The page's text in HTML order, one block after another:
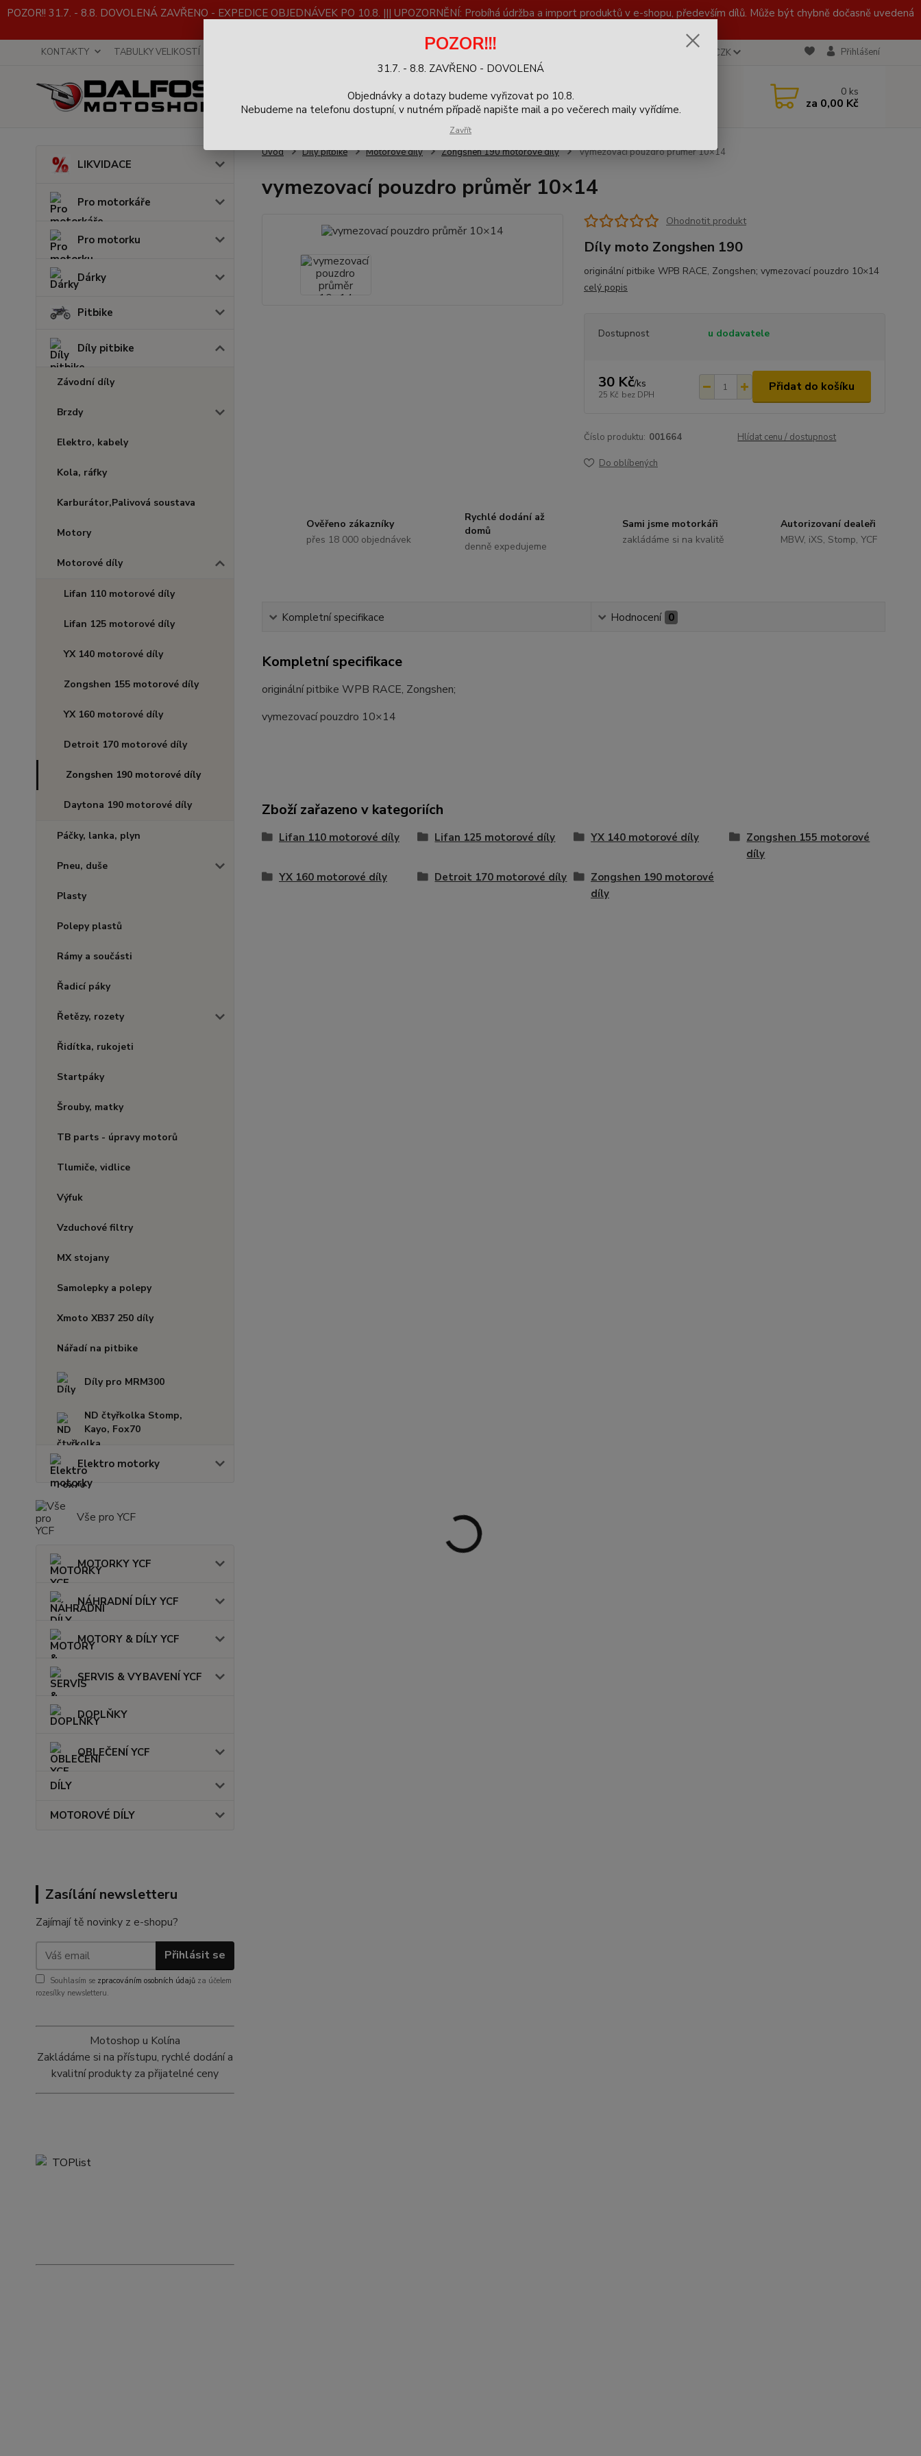
POZOR!! 31.7. - 8.8. DOVOLENÁ ZAVŘENO - EXPEDICE OBJEDNÁVEK PO 10.8. ||| UPOZORNĚNÍ: Probíhá údržba a import produktů v e-shopu, především dílů. Může být chybně dočasně uvedená
KONTAKTY TABULKY VELIKOSTÍ Zpětný odběr výrobků CZK Přihlášení
Hledat 9-16h
0 ks
za 0,00 Kč
LIKVIDACE
Pro motorkáře
Pro motorku
Dárky
Pitbike
Díly pitbike
Závodní díly
Brzdy
Elektro, kabely
Kola, ráfky
Karburátor,Palivová soustava
Motory
Motorové díly
Lifan 110 motorové díly
Lifan 125 motorové díly
YX 140 motorové díly
Zongshen 155 motorové díly
YX 160 motorové díly
Detroit 170 motorové díly
Zongshen 190 motorové díly
Daytona 190 motorové díly
Páčky, lanka, plyn
Pneu, duše
Plasty
Polepy plastů
Rámy a součásti
Řadicí páky
Řetězy, rozety
Řidítka, rukojeti
Startpáky
Šrouby, matky
TB parts - úpravy motorů
Tlumiče, vidlice
Výfuk
Vzduchové filtry
MX stojany
Samolepky a polepy
Xmoto XB37 250 díly
Nářadí na pitbike
Díly pro MRM300
ND čtyřkolka Stomp,
Kayo, Fox70
Elektro motorky
Vše pro YCF
MOTORKY YCF
NÁHRADNÍ DÍLY YCF
MOTORY & DÍLY YCF
SERVIS & VYBAVENÍ YCF
DOPLŇKY
OBLEČENÍ YCF
DÍLY
MOTOROVÉ DÍLY
Zasílání newsletteru
Zajímají tě novinky z e-shopu?
Přihlásit se
Souhlasím se zpracováním osobních údajů za účelem
rozesílky newsletteru.
Motoshop u Kolína
Zakládáme si na přístupu, rychlé dodání a
kvalitní produkty za přijatelné ceny
Úvod Díly pitbike Motorové díly Zongshen 190 motorové díly vymezovací pouzdro průměr 10×14
vymezovací pouzdro průměr 10×14
Ohodnotit produkt
Díly moto Zongshen 190
originální pitbike WPB RACE, Zongshen; vymezovací pouzdro 10×14
celý popis
Dostupnost u dodavatele
30 Kč/ks
25 Kč bez DPH
Přidat do košíku
Číslo produktu: 001664 Hlídat cenu / dostupnost
Do oblíbených
Ověřeno zákazníky
přes 18 000 objednávek
Rychlé dodání až
domů
denně expedujeme
Sami jsme motorkáři
zakládáme si na kvalitě
Autorizovaní dealeři
MBW, iXS, Stomp, YCF
Kompletní specifikace Hodnocení 0
Kompletní specifikace
originální pitbike WPB RACE, Zongshen;
vymezovací pouzdro 10×14
Zboží zařazeno v kategoriích
Lifan 110 motorové díly Lifan 125 motorové díly YX 140 motorové díly
Zongshen 155 motorové
díly
YX 160 motorové díly
Detroit 170 motorové díly
Zongshen 190 motorové
díly
POZOR!!!
31.7. - 8.8. ZAVŘENO - DOVOLENÁ
Objednávky a dotazy budeme vyřizovat po 10.8.
Nebudeme na telefonu dostupní, v nutném případě napište mail a po večerech maily vyřídíme.
Zavřít